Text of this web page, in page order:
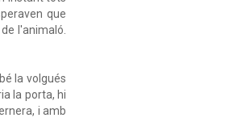
que
l'animaló.
la volgués
la porta, hi
i amb